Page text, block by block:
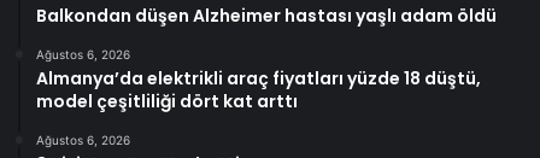
Balkondan düşen Alzheimer hastası yaşlı adam öldü
Ağustos 6, 2026
Almanya’da elektrikli araç fiyatları yüzde 18 düştü,
model çeşitliliği dört kat arttı
Ağustos 6, 2026